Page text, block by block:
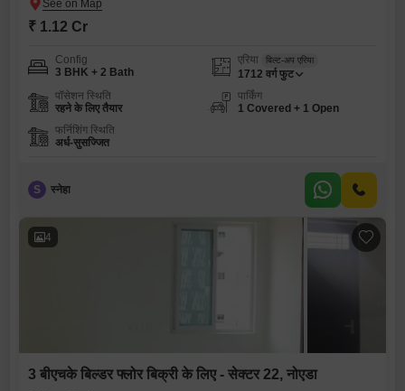
₹ 1.12 Cr
Config
3 BHK + 2 Bath
एरिया बिल्ट-अप एरिया
1712 वर्ग फुट
पॉसेशन स्थिति
रहने के लिए तैयार
पार्किंग
1 Covered + 1 Open
फर्निशिंग स्थिति
अर्ध-सुसज्जित
S स्नेहा
4
3 बीएचके बिल्डर फ्लोर बिक्री के लिए - सेक्टर 22, नोएडा